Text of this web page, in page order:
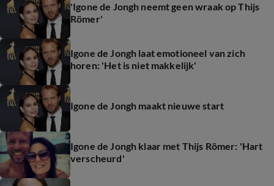
'Igone de Jongh neemt geen wraak op Thijs
Römer'
Igone de Jongh laat emotioneel van zich
horen: 'Het is niet makkelijk'
Igone de Jongh maakt nieuwe start
Igone de Jongh klaar met Thijs Römer: 'Hart
verscheurd'